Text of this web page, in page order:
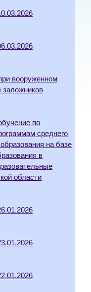
вооруженном
заложников
по
среднего
на базе
в
области